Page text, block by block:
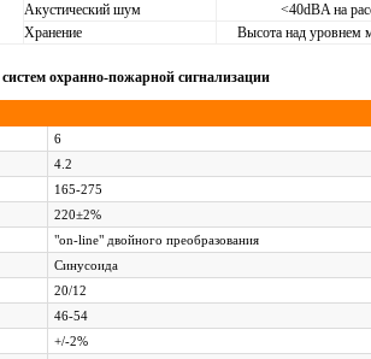
Акустический шум
<40dBA на
Хранение
Высота над уровнем
охранно-пожарной сигнализации
6
4.2
165-275
220±2%
"on-line" двойного преобразования
Синусоида
20/12
46-54
+/-2%